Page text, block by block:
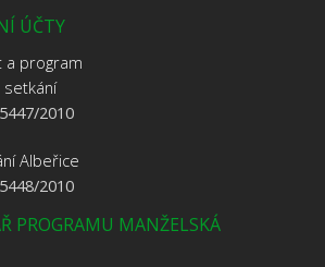
ÚČTY
a program
setkání
2010
Albeřice
2010
PROGRAMU MANŽELSKÁ